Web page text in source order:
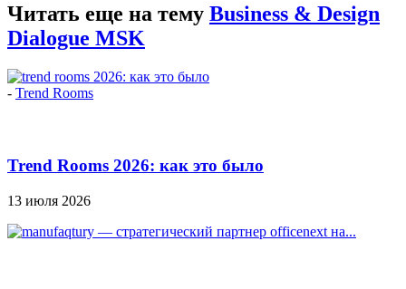
Читать еще на тему Business & Design
Dialogue MSK
- Trend Rooms
Trend Rooms 2026: как это было
13 июля 2026